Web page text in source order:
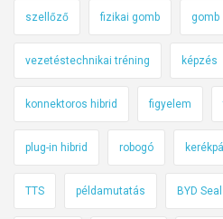
szellőző fizikai gomb gomb
vezetéstechnikai tréning képzés
konnektoros hibrid figyelem
plug-in hibrid robogó
TTS példamutatás BYD